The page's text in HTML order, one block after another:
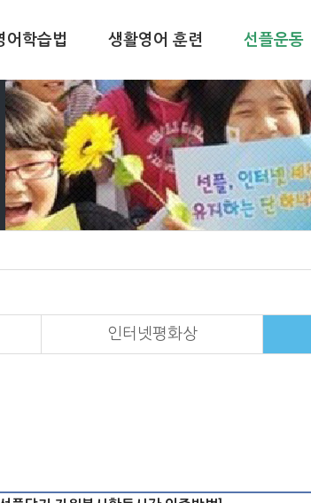
어학습법 생활영어 훈련 선플운동
인터넷평화상